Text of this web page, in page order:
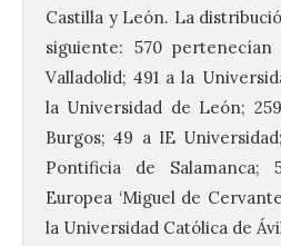
Castilla y León. La
siguiente: 570
Valladolid; 491 a la
la Universidad de León;
Burgos; 49 a IE
Pontificia de Salamanca;
Europea ‘Miguel de
la Universidad Católica de